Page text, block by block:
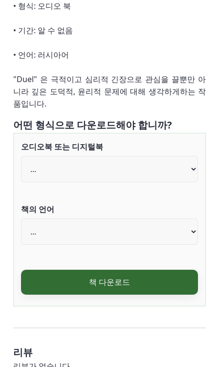
• 형식: 오디오 북
• 기간: 알 수 없음
• 언어: 러시아어
"Duel" 은 극적이고 심리적 긴장으로 관심을 끌뿐만 아
니라 깊은 도덕적, 윤리적 문제에 대해 생각하게하는 작
품입니다.
어떤 형식으로 다운로드해야 합니까?
오디오북 또는 디지털북
책의 언어
책 다운로드
리뷰